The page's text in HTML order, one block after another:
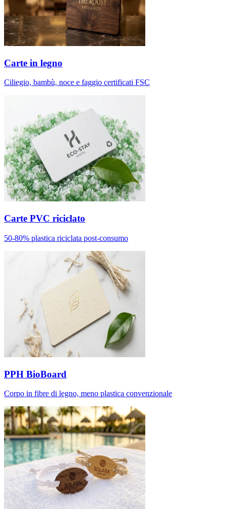
Carte in legno
Ciliegio, bambù, noce e faggio certificati FSC
Carte PVC riciclato
50-80% plastica riciclata post-consumo
PPH BioBoard
Corpo in fibre di legno, meno plastica convenzionale